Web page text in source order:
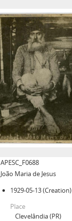
APESC_F0688
João Maria de Jesus
1929-05-13(Creation)
Place
Clevelândia (PR)